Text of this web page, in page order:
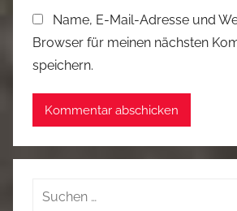
Name, E-Mail-Adresse und
Browser für meinen nächsten
speichern.
Suchen